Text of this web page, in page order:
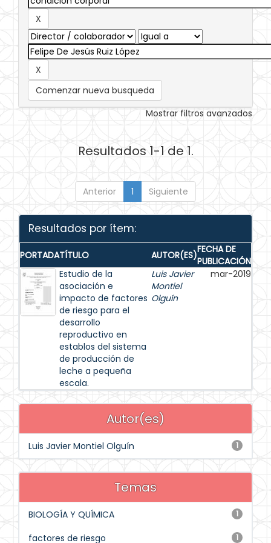
Comenzar nueva busqueda
Mostrar filtros avanzados
Resultados 1-1 de 1.
Anterior 1 Siguiente
Resultados por ítem:
PORTADATÍTULO AUTOR(ES)FECHA DE
PUBLICACIÓN
Estudio de la
asociación e
impacto de factores
de riesgo para el
desarrollo
reproductivo en
establos del sistema
de producción de
leche a pequeña
escala.
Luis Javier
Montiel
Olguín
mar-2019
Autor(es)
1
Luis Javier Montiel Olguín
Temas
1
BIOLOGÍA Y QUÍMICA
1
factores de riesgo